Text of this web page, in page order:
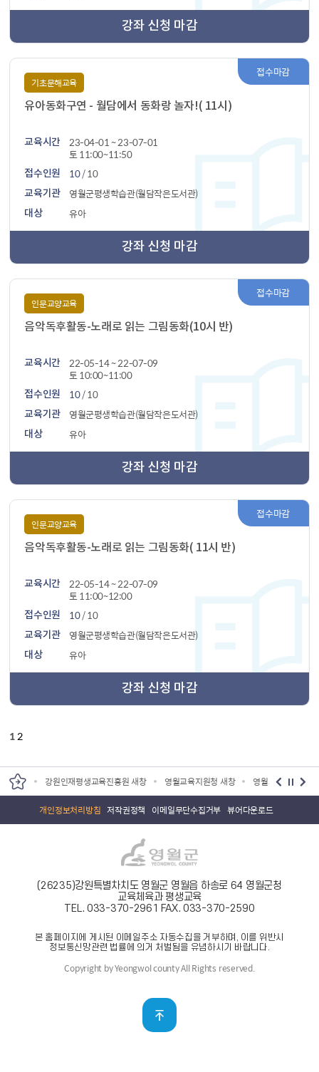
강좌 신청 마감
접수마감
기초문해교육
유아동화구연 - 월담에서 동화랑 놀자!( 11시)
교육시간
23-04-01 ~ 23-07-01
토 11:00~11:50
접수인원 10/ 10
교육기관 영월군평생학습관(월담작은도서관)
대상 유아
강좌 신청 마감
접수마감
인문교양교육
음악독후활동-노래로 읽는 그림동화(10시 반)
교육시간
22-05-14 ~ 22-07-09
토 10:00~11:00
접수인원 10/ 10
교육기관 영월군평생학습관(월담작은도서관)
대상 유아
강좌 신청 마감
접수마감
인문교양교육
음악독후활동-노래로 읽는 그림동화( 11시 반)
교육시간
22-05-14 ~ 22-07-09
토 11:00~12:00
접수인원 10/ 10
교육기관 영월군평생학습관(월담작은도서관)
대상 유아
강좌 신청 마감
12
새창 강원인재평생교육진흥원 새창 영월교육지원청 새창 영월교육도서관 새
개인정보처리방침 저작권정책 이메일무단수집거부 뷰어다운로드
(26235)강원특별차치도 영월군 영월읍 하송로 64 영월군청
교육체육과 평생교육
TEL. 033-370-2961 FAX. 033-370-2590
본 홈페이지에 게시된 이메일주소 자동수집을 거부하며, 이를 위반시
정보통신망관련 법률에 의거 처벌됨을 유념하시기 바랍니다.
Copyright by Yeongwol county All Rights reserved.
맨위로